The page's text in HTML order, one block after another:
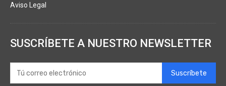
Aviso Legal
SUSCRÍBETE A NUESTRO NEWSLETTER
Suscríbete